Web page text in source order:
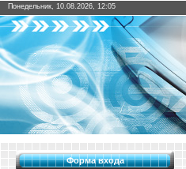
Понедельник, 10.08.2026, 12:05
Форма входа